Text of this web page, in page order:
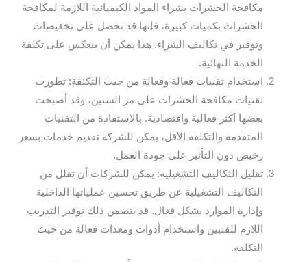
مكافحة الحشرات بشراء المواد الكيميائية اللازمة لمكافحة
الحشرات بكميات كبيرة، فإنها قد تحصل على تخفيضات
وتوفير في تكاليف الشراء. هذا يمكن أن ينعكس على تكلفة
الخدمة النهائية.
استخدام تقنيات فعالة وفعالة من حيث التكلفة: تطورت
تقنيات مكافحة الحشرات على مر السنين، وقد أصبحت
بعضها أكثر فعالية واقتصادية. بالاستفادة من التقنيات
المتقدمة والتكلفة الأقل، يمكن للشركة تقديم خدمات بسعر
رخيص دون التأثير على جودة العمل.
تقليل التكاليف التشغيلية: يمكن للشركات أن تقلل من
التكاليف التشغيلية عن طريق تحسين عملياتها الداخلية
وإدارة الموارد بشكل فعال. قد يتضمن ذلك توفير التدريب
اللازم للفنيين واستخدام أدوات ومعدات فعالة من حيث
التكلفة.